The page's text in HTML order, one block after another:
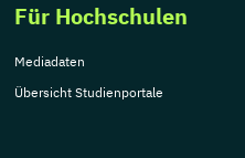
Für Hochschulen
Mediadaten
Übersicht Studienportale